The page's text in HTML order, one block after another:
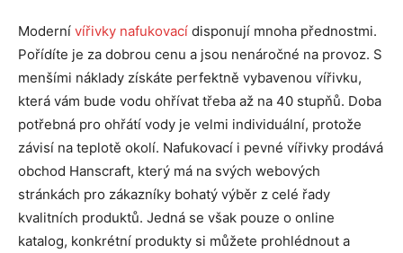
Moderní vířivky nafukovací disponují mnoha přednostmi.
Pořídíte je za dobrou cenu a jsou nenáročné na provoz. S
menšími náklady získáte perfektně vybavenou vířivku,
která vám bude vodu ohřívat třeba až na 40 stupňů. Doba
potřebná pro ohřátí vody je velmi individuální, protože
závisí na teplotě okolí. Nafukovací i pevné vířivky prodává
obchod Hanscraft, který má na svých webových
stránkách pro zákazníky bohatý výběr z celé řady
kvalitních produktů. Jedná se však pouze o online
katalog, konkrétní produkty si můžete prohlédnout a